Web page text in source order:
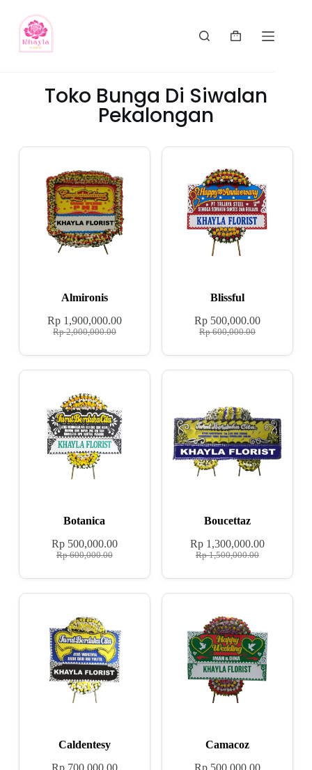
Toko Bunga Di Siwalan
Pekalongan
Almironis
Rp2,000,000.00
Rp1,900,000.00
Blissful
Rp600,000.00
Rp 500,000.00
Botanica
Rp600,000.00
Rp500,000.00
Boucettaz
Rp1,500,000.00
Rp 1,300,000.00
Caldentesy
Rp700,000.00
Camacoz
Rp 500,000.00